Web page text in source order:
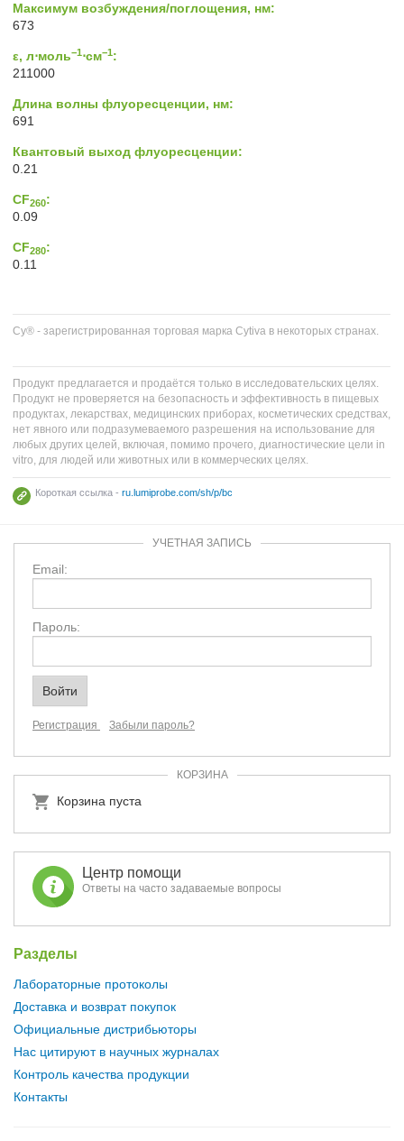
Максимум возбуждения/поглощения, нм:
673
ε, л⋅моль−1⋅см−1:
211000
Длина волны флуоресценции, нм:
691
Квантовый выход флуоресценции:
0.21
CF260:
0.09
CF280:
0.11
Cy® - зарегистрированная торговая марка Cytiva в некоторых странах.
Продукт предлагается и продаётся только в исследовательских целях.
Продукт не проверяется на безопасность и эффективность в пищевых
продуктах, лекарствах, медицинских приборах, косметических средствах,
нет явного или подразумеваемого разрешения на использование для
любых других целей, включая, помимо прочего, диагностические цели in
vitro, для людей или животных или в коммерческих целях.
Короткая ссылка - ru.lumiprobe.com/sh/p/bc
УЧЕТНАЯ ЗАПИСЬ
Email:
Пароль:
Регистрация Забыли пароль?
КОРЗИНА
Корзина пуста
Центр помощи
Ответы на часто задаваемые вопросы
Разделы
Лабораторные протоколы
Доставка и возврат покупок
Официальные дистрибьюторы
Нас цитируют в научных журналах
Контроль качества продукции
Контакты